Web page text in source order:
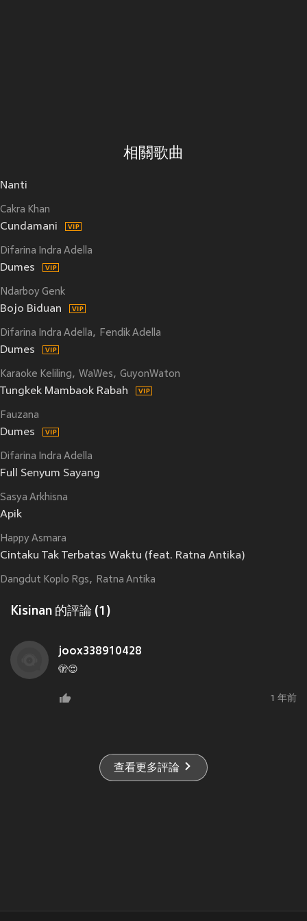
相關歌曲
Nanti
Cakra Khan
Cundamani
Difarina Indra Adella
Dumes
Ndarboy Genk
Bojo Biduan
Difarina Indra Adella Fendik Adella
Dumes
Karaoke Keliling WaWes GuyonWaton
Tungkek Mambaok Rabah
Fauzana
Dumes
Difarina Indra Adella
Full Senyum Sayang
Sasya Arkhisna
Apik
Happy Asmara
Cintaku Tak Terbatas Waktu (feat. Ratna Antika)
Dangdut Koplo Rgs Ratna Antika
Kisinan 的評論 (1)
joox338910428
🫣😍
1 年前
查看更多評論